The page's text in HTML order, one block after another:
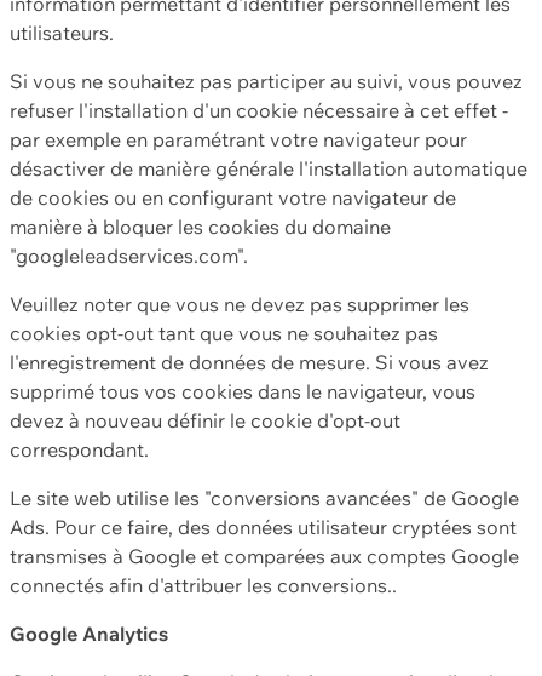
utilisateurs.
Si vous ne souhaitez pas participer au suivi, vous pouvez
refuser l'installation d'un cookie nécessaire à cet effet -
par exemple en paramétrant votre navigateur pour
désactiver de manière générale l'installation automatique
de cookies ou en configurant votre navigateur de
manière à bloquer les cookies du domaine
"googleleadservices.com".
Veuillez noter que vous ne devez pas supprimer les
cookies opt-out tant que vous ne souhaitez pas
l'enregistrement de données de mesure. Si vous avez
supprimé tous vos cookies dans le navigateur, vous
devez à nouveau définir le cookie d'opt-out
correspondant.
Le site web utilise les "conversions avancées" de Google
Ads. Pour ce faire, des données utilisateur cryptées sont
transmises à Google et comparées aux comptes Google
connectés afin d'attribuer les conversions..
Google Analytics